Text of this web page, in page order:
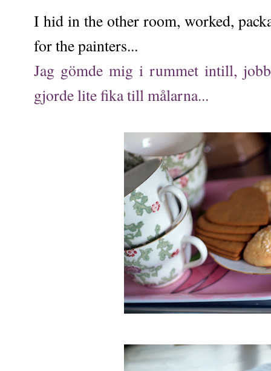
I hid in the other room, worked,
for the painters...
Jag gömde mig i rummet intill,
gjorde lite fika till målarna...